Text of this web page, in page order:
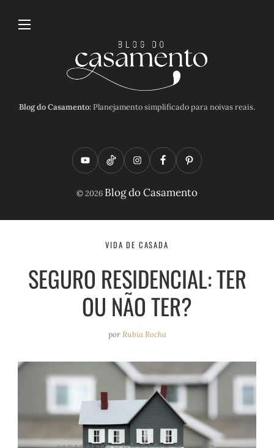
Blog do Casamento:Planejamento simplificado para noivas reais.
Y
o
t
e
T
i
t
o
I
n
t
a
a
m
F
a
e
b
o
k
P
i
t
e
s
© 2026 Blog do Casamento
VIDA DE CASADA
SEGURO RESIDENCIAL: TER
OU NÃO TER?
porRubia Rocha